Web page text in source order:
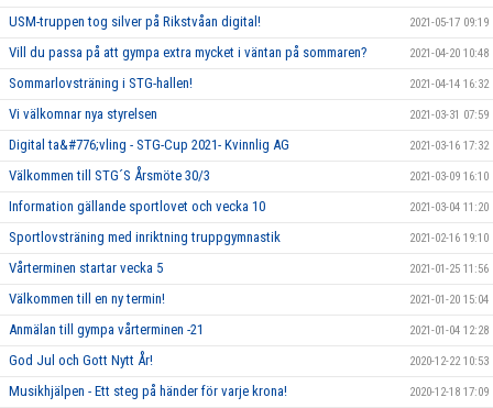
USM-truppen tog silver på Rikstvåan digital! 2021-05-17 09:19
Vill du passa på att gympa extra mycket i väntan på sommaren? 2021-04-20 10:48
Sommarlovsträning i STG-hallen! 2021-04-14 16:32
Vi välkomnar nya styrelsen 2021-03-31 07:59
Digital ta&#776;vling - STG-Cup 2021- Kvinnlig AG 2021-03-16 17:32
Välkommen till STG´S Årsmöte 30/3 2021-03-09 16:10
Information gällande sportlovet och vecka 10 2021-03-04 11:20
Sportlovsträning med inriktning truppgymnastik 2021-02-16 19:10
Vårterminen startar vecka 5 2021-01-25 11:56
Välkommen till en ny termin! 2021-01-20 15:04
Anmälan till gympa vårterminen -21 2021-01-04 12:28
God Jul och Gott Nytt År! 2020-12-22 10:53
Musikhjälpen - Ett steg på händer för varje krona! 2020-12-18 17:09